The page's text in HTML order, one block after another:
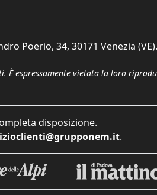
Poerio, 34, 30171 Venezia
espressamente vietata la loro
disposizione.
.